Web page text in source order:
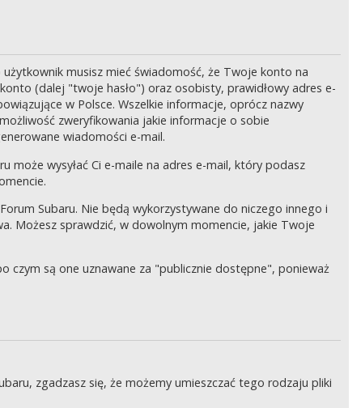
musisz mieć świadomość, że Twoje konto na
(dalej "twoje hasło") oraz osobisty, prawidłowy adres e-
w Polsce. Wszelkie informacje, oprócz nazwy
zweryfikowania jakie informacje o sobie
wiadomości e-mail.
może wysyłać Ci e-maile na adres e-mail, który podasz
Subaru. Nie będą wykorzystywane do niczego innego i
Możesz sprawdzić, w dowolnym momencie, jakie Twoje
czym są one uznawane za "publicznie dostępne", ponieważ
zgadzasz się, że możemy umieszczać tego rodzaju pliki